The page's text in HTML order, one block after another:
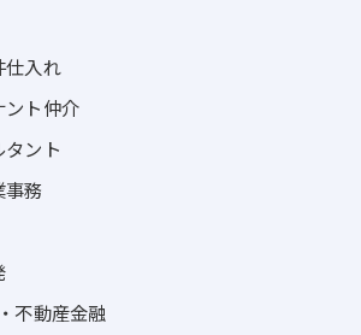
仕入れ
ント仲介
ント
務
不動産金融